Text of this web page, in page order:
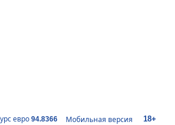
евро 94.8366 Мобильная версия 18+